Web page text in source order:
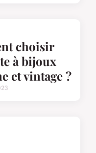
choisir
à bijoux
et vintage ?